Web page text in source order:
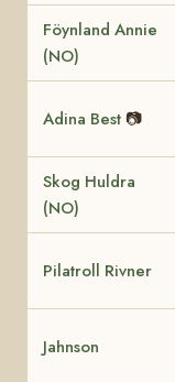
Föynland Annie
(NO)
Adina Best 📷
Skog Huldra
(NO)
Pilatroll Rivner
Jahnson